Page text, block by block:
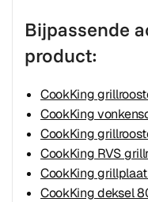
Bijpassende
product:
CookKing
CookKing
CookKing
CookKing RVS
CookKing
CookKing deksel